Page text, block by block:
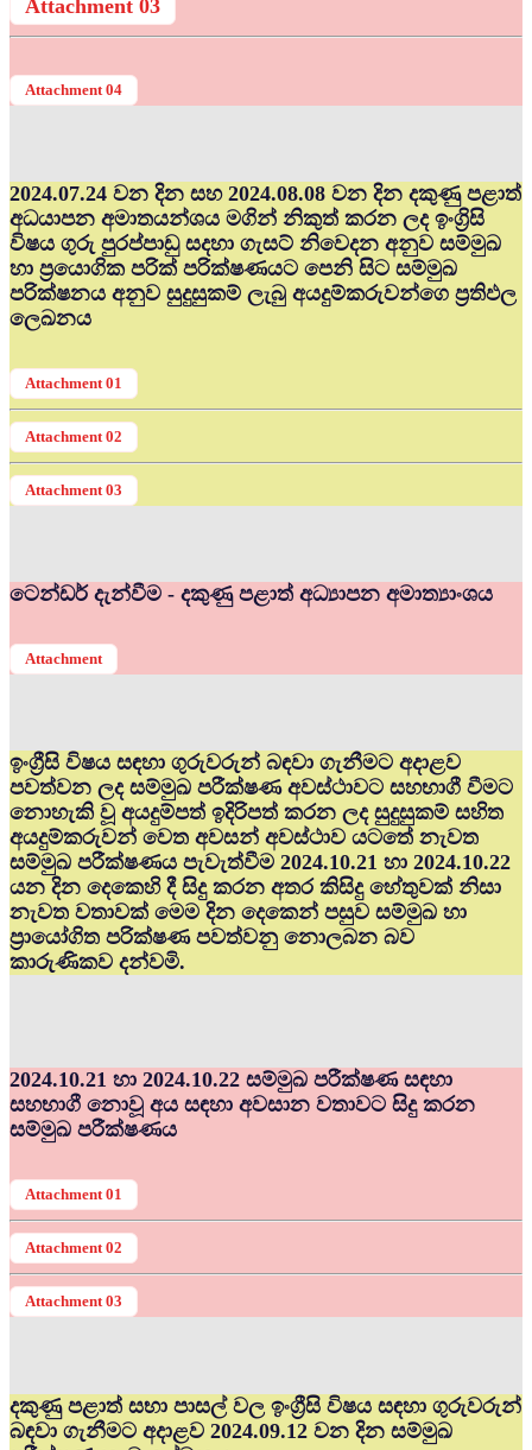
Attachment 03
Attachment 04
2024.07.24 වන දින සහ 2024.08.08 වන දින දකුණු පළාත්
අධ‍යාපන අමාතයන්ශය මගින් නිකුත් කරන ලද ඉංග්‍රිසි
විෂය ගුරු පුරප්පාඩු සදහා ගැසට් නිවෙදන අනුව සම්මුඛ
හා ප්‍රයොගික පරික් පරික්ෂණයට පෙනි සිට සම්මුඛ
පරික්ෂනය අනුව සුදුසුකම් ලැබු අයදුම්කරුවන්ගෙ ප්‍රතිඵල
ලෙඛනය
Attachment 01
Attachment 02
Attachment 03
ටෙන්ඩර් දැන්වීම - දකුණු පළාත් අධ්‍යාපන අමාත්‍යාංශය
Attachment
ඉංග්‍රීසි විෂය සඳහා ගුරුවරුන් බඳවා ගැනීමට අදාළව
පවත්වන ලද සම්මුඛ පරීක්ෂණ අවස්ථාවට සහභාගී වීමට
නොහැකි වූ අයදුම්පත් ඉදිරිපත් කරන ලද සුදුසුකම් සහිත
අයදුම්කරුවන් වෙත අවසන් අවස්ථාව යටතේ නැවත
සම්මුඛ පරීක්ෂණය පැවැත්වීම 2024.10.21 හා 2024.10.22
යන දින දෙකෙහි දී සිදු කරන අතර කිසිදු හේතුවක් නිසා
නැවත වතාවක් මෙම දින දෙකෙන් පසුව සම්මුඛ හා
ප්‍රායෝගිත පරික්ෂණ පවත්වනු නොලබන බව
කාරුණිකව දන්වමි.
2024.10.21 හා 2024.10.22 සම්මුඛ පරීක්ෂණ සඳහා
සහභාගී නොවූ අය සඳහා අවසාන වතාවට සිදු කරන
සම්මුඛ පරීක්ෂණය
Attachment 01
Attachment 02
Attachment 03
දකුණු පළාත් සභා පාසල් වල ඉංග්‍රීසි විෂය සඳහා ගුරුවරුන්
බඳවා ගැනීමට අදාළව 2024.09.12 වන දින සම්මුඛ